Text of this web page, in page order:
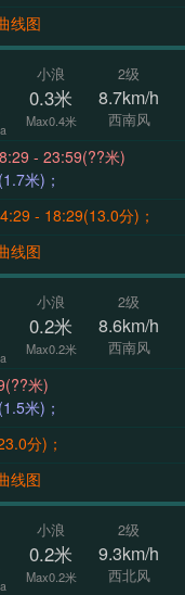
线图
小浪
0.3米
Max0.4米
2级
8.7km/h
西南风
；18:29 - 23:59(??米)
米)；
- 18:29(13.0分)；
线图
小浪
0.2米
Max0.2米
2级
8.6km/h
西南风
米)
米)；
分)；
线图
小浪
0.2米
Max0.2米
2级
9.3km/h
西北风